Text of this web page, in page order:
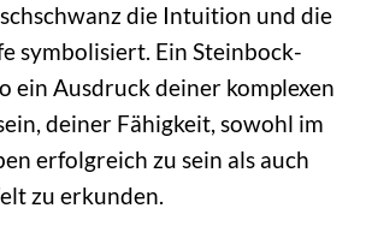
die Intuition und die
symbolisiert. Ein Steinbock-
ein Ausdruck deiner komplexen
deiner Fähigkeit, sowohl im
erfolgreich zu sein als auch
zu erkunden.